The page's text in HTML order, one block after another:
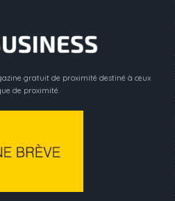
gratuit de proximité destiné à ceux
de proximité.